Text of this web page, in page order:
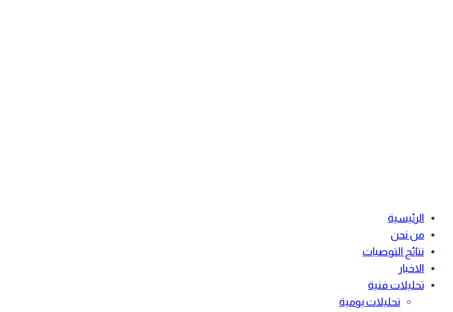
الرئيسية
من نحن
نتائج التوصيات
الاخبار
تحليلات فنية
تحليلات يومية